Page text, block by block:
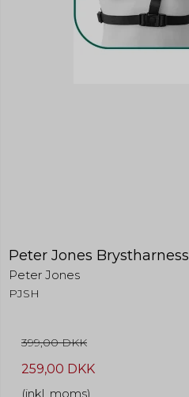
Peter Jones Brystharness
Peter Jones
PJSH
399,00 DKK
259,00 DKK
(inkl. moms)